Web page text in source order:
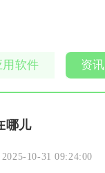
用软件 资
哪儿
2025-10-31 09:24:00